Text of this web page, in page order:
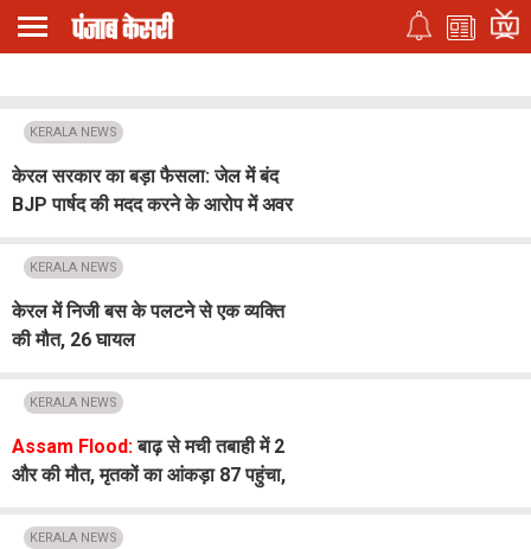
KERALA NEWS
केरल सरकार का बड़ा फैसला: जेल में बंद
BJP पार्षद की मदद करने के आरोप में अवर
KERALA NEWS
केरल में निजी बस के पलटने से एक व्यक्ति
की मौत, 26 घायल
KERALA NEWS
Assam Flood:बाढ़ से मची तबाही में 2
और की मौत, मृतकों का आंकड़ा 87 पहुंचा,
KERALA NEWS